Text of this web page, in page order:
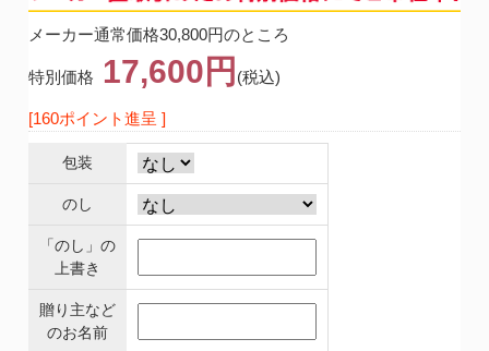
メーカー通常価格30,800円のところ
特別価格 17,600円 (税込)
[160ポイント進呈 ]
包装
のし
「のし」の
上書き
贈り主など
のお名前